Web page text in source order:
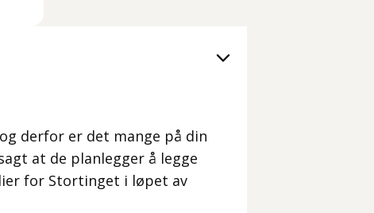
derfor er det mange på din
at de planlegger å legge
for Stortinget i løpet av